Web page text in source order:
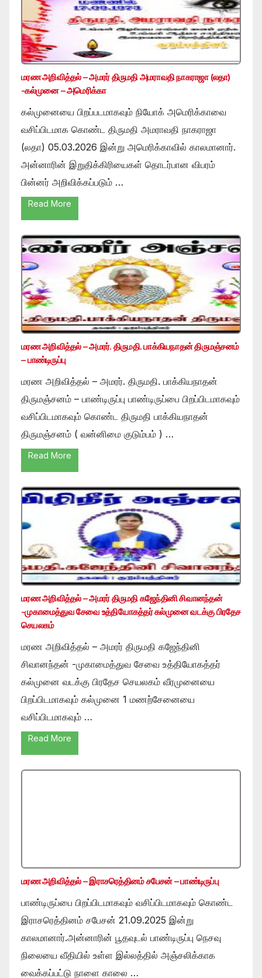
மரண அறிவித்தல் – அமரர் திருமதி அமராவதி நாகராஜா (லதா)
-கல்முனை – அமெரிக்கா
கல்முனையை பிறப்படமாகவும் நியோக் அமெரிக்காவை
வசிப்பிடமாக கொண்ட திருமதி அமராவதி நாகராஜா
(லதா) 05.03.2026 இன்று அமெரிக்காவில் காலமானார்.
அன்னாரின் இறுதிக்கிரியைகள் தொடர்பான விபரம்
பின்னர் அறிவிக்கப்படும் …
Read More
மரண அறிவித்தல் – அமரர். திருமதி. பாக்கியநாதன் திருமஞ்சனம்
– பாண்டிருப்பு
மரண அறிவித்தல் – அமரர். திருமதி. பாக்கியநாதன்
திருமஞ்சனம் – பாண்டிருப்பு பாண்டிருப்பை பிறப்பிடமாகவும்
வசிப்பிடமாகவும் கொண்ட திருமதி பாக்கியநாதன்
திருமஞ்சனம் ( வன்னிமை குடும்பம் ) …
Read More
மரண அறிவித்தல் – அமரர் திருமதி கஜேந்தினி சிவானந்தன்
-முகாமைத்துவ சேவை உத்தியோகத்தர் கல்முனை வடக்கு பிரதேச
செயலகம்
மரண அறிவித்தல் – அமரர் திருமதி கஜேந்தினி
சிவானந்தன் -முகாமைத்துவ சேவை உத்தியோகத்தர்
கல்முனை வடக்கு பிரதேச செயலகம் வீரமுனையை
பிறப்பிடமாகவும் கல்முனை 1 மணற்சேனையை
வசிப்பிடமாகவும் …
Read More
மரண அறிவித்தல் – இராசரெத்தினம் சபேசன் – பாண்டிருப்பு
பாண்டிருப்பை பிறப்பிடமாகவும் வசிப்பிடமாகவும் கொண்ட
இராசரெத்தினம் சபேசன் 21.09.2025 இன்று
காலமானார்.அன்னாரின் பூதவுடல் பாண்டிருப்பு நெசவு
நிலையை வீதியில் உள்ள இல்லத்தில் அஞ்சலிக்காக
வைக்கப்பட்டு நாளை காலை …